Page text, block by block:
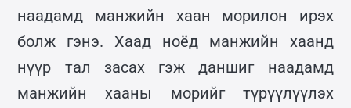
наадамд манжийн хаан морилон ирэх
болж гэнэ. Хаад ноёд манжийн хаанд
нүүр тал засах гэж даншиг наадамд
манжийн хааны морийг түрүүлүүлэх